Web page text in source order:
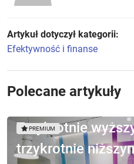
Artykuł dotyczył kategorii:
Efektywność i finanse
Polecane artykuły
Trzykrotnie
trzykrotnie
PREMIUM